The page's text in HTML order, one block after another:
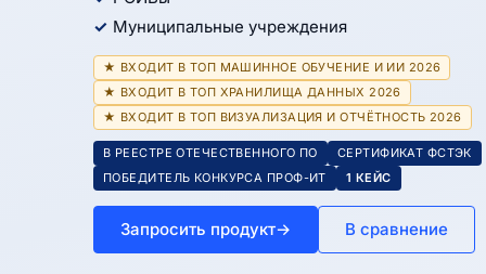
Муниципальные учреждения
★ ВХОДИТ В ТОП МАШИННОЕ ОБУЧЕНИЕ И ИИ 2026
★ ВХОДИТ В ТОП ХРАНИЛИЩА ДАННЫХ 2026
★ ВХОДИТ В ТОП ВИЗУАЛИЗАЦИЯ И ОТЧЁТНОСТЬ 2026
В РЕЕСТРЕ ОТЕЧЕСТВЕННОГО ПО
СЕРТИФИКАТ ФСТЭК
ПОБЕДИТЕЛЬ КОНКУРСА ПРОФ-ИТ
1 КЕЙС
Запросить продукт→ В сравнение